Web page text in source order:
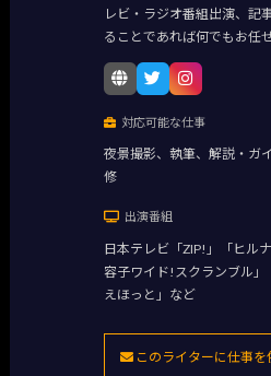
レビ・ラジオ番組出演、記
ることであれば何でもお任
対応可能な仕事
夜景撮影、執筆、解説・ガ
修
出演番組
日本テレビ「ZIP!」「ヒル
容子ワイド!スクランブル
えほっと」など
このライターに仕事を